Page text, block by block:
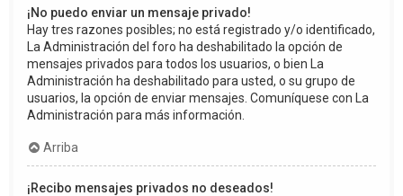
¡No puedo enviar un mensaje privado!
Hay tres razones posibles; no está registrado y/o identificado,
La Administración del foro ha deshabilitado la opción de
mensajes privados para todos los usuarios, o bien La
Administración ha deshabilitado para usted, o su grupo de
usuarios, la opción de enviar mensajes. Comuníquese con La
Administración para más información.
Arriba
¡Recibo mensajes privados no deseados!